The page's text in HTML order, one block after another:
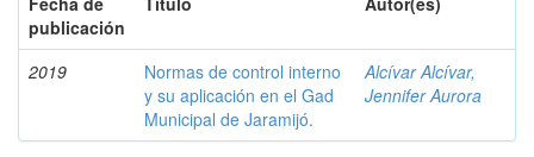
publicación
2019
Normas de control interno
y su aplicación en el Gad
Municipal de Jaramijó.
Alcívar Alcívar,
Jennifer Aurora